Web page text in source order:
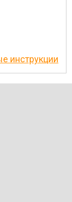
инструкции